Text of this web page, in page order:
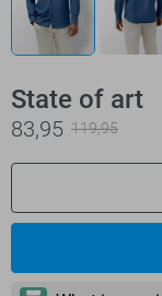
State of art
83,95 119,95